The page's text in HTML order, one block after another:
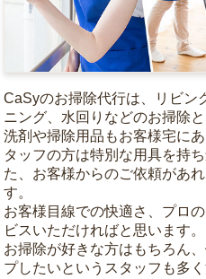
CaSyのお掃除代行は、リビン
ニング、水回りなどのお掃除と
洗剤や掃除用品もお客様宅に
タッフの方は特別な用具を持
た、お客様からのご依頼があ
す。
お客様目線での快適さ、プロ
ビスいただければと思います。
お掃除が好きな方はもちろん
プしたいというスタッフも多く